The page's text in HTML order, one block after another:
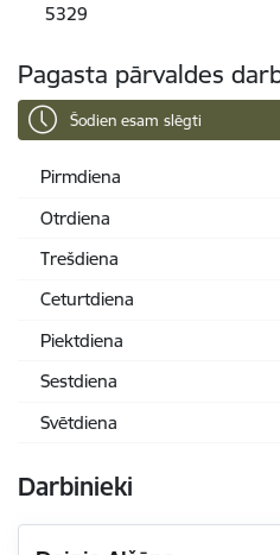
5329
Pagasta pārvaldes
Šodien esam slēgti
Pirmdiena
Otrdiena
Trešdiena
Ceturtdiena
Piektdiena
Sestdiena
Svētdiena
Darbinieki